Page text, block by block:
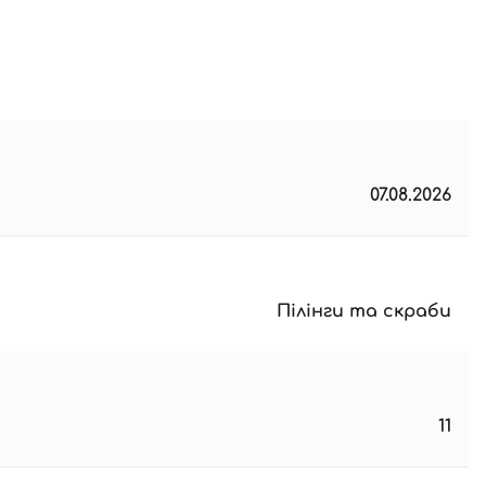
07.08.2026
Пілінги та скраби
11